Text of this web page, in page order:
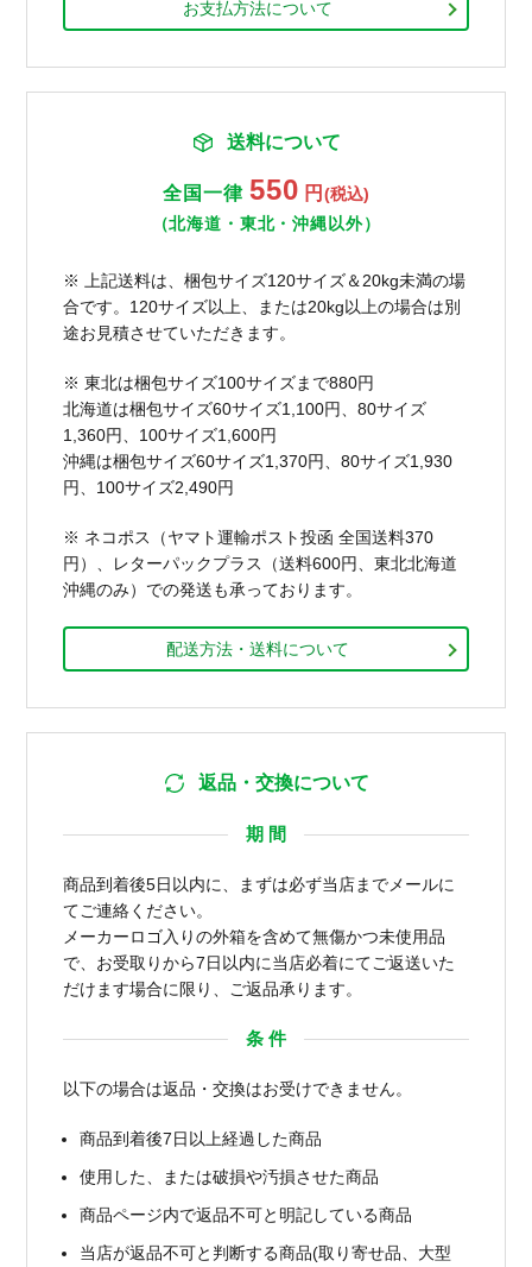
お支払方法について
送料について
全国一律 550 円 (税込)
（北海道・東北・沖縄以外）
※ 上記送料は、梱包サイズ120サイズ＆20kg未満の場
合です。120サイズ以上、または20kg以上の場合は別
途お見積させていただきます。
※ 東北は梱包サイズ100サイズまで880円
北海道は梱包サイズ60サイズ1,100円、80サイズ
1,360円、100サイズ1,600円
沖縄は梱包サイズ60サイズ1,370円、80サイズ1,930
円、100サイズ2,490円
※ ネコポス（ヤマト運輸ポスト投函 全国送料370
円）、レターパックプラス（送料600円、東北北海道
沖縄のみ）での発送も承っております。
配送方法・送料について
返品・交換について
期 間
商品到着後5日以内に、まずは必ず当店までメールに
てご連絡ください。
メーカーロゴ入りの外箱を含めて無傷かつ未使用品
で、お受取りから7日以内に当店必着にてご返送いた
だけます場合に限り、ご返品承ります。
条 件
以下の場合は返品・交換はお受けできません。
商品到着後7日以上経過した商品
使用した、または破損や汚損させた商品
商品ページ内で返品不可と明記している商品
当店が返品不可と判断する商品(取り寄せ品、大型